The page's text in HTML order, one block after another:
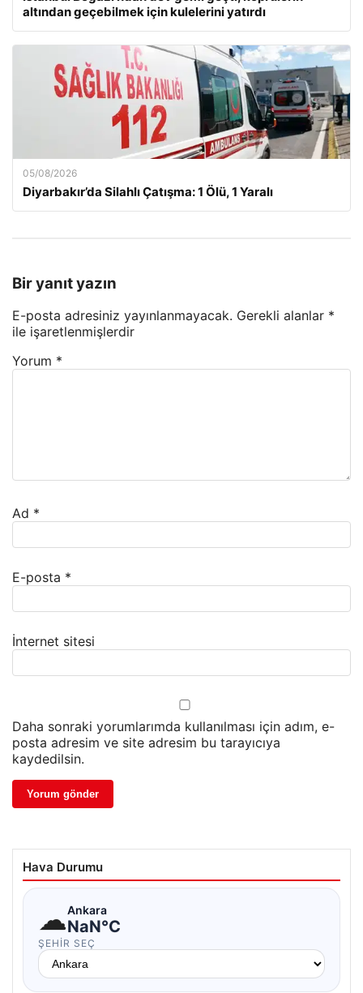
altından geçebilmek için kulelerini yatırdı
05/08/2026
Diyarbakır’da Silahlı Çatışma: 1 Ölü, 1 Yaralı
Bir yanıt yazın
E-posta adresiniz yayınlanmayacak. Gerekli alanlar *
ile işaretlenmişlerdir
Yorum *
Ad *
E-posta *
İnternet sitesi
Daha sonraki yorumlarımda kullanılması için adım, e-
posta adresim ve site adresim bu tarayıcıya
kaydedilsin.
Hava Durumu
☁Ankara
NaN°C
ŞEHIR SEÇ